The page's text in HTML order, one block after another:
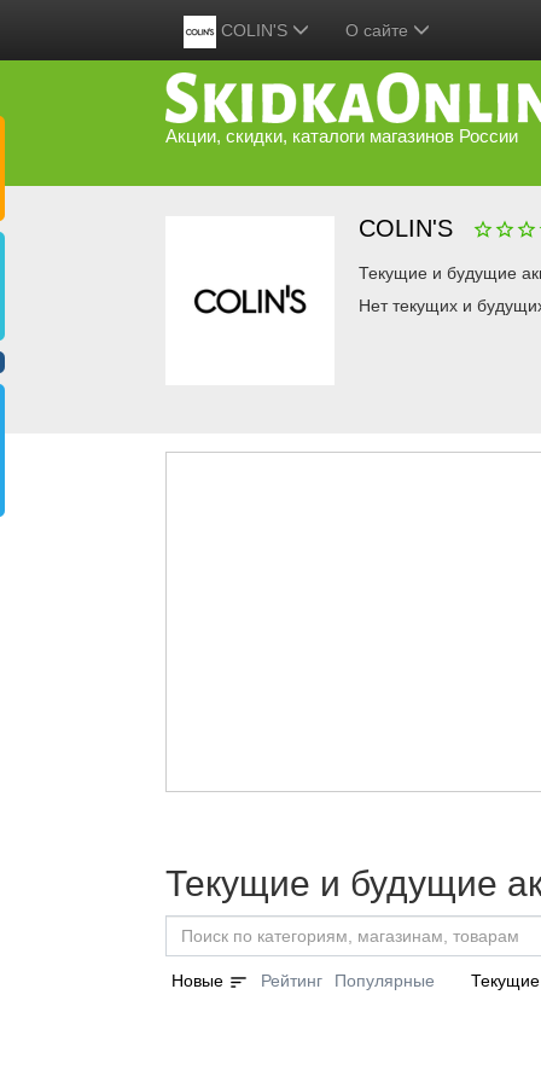
COLIN'S О сайте
Акции, скидки, каталоги магазинов России
COLIN'S
Текущие и будущие
Нет текущих и
Текущие и будущие
Новые sort Рейтинг Популярные Текущие